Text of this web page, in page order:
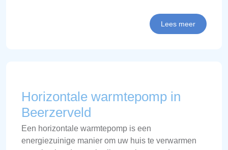
Lees meer
Horizontale warmtepomp in
Beerzerveld
Een horizontale warmtepomp is een
energiezuinige manier om uw huis te verwarmen